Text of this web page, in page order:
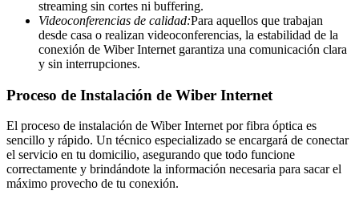
streaming sin cortes ni buffering.
Videoconferencias de calidad:Para aquellos que trabajan
desde casa o realizan videoconferencias, la estabilidad de la
conexión de Wiber Internet garantiza una comunicación clara
y sin interrupciones.
Proceso de Instalación de Wiber Internet
El proceso de instalación de Wiber Internet por fibra óptica es
sencillo y rápido. Un técnico especializado se encargará de conectar
el servicio en tu domicilio, asegurando que todo funcione
correctamente y brindándote la información necesaria para sacar el
máximo provecho de tu conexión.